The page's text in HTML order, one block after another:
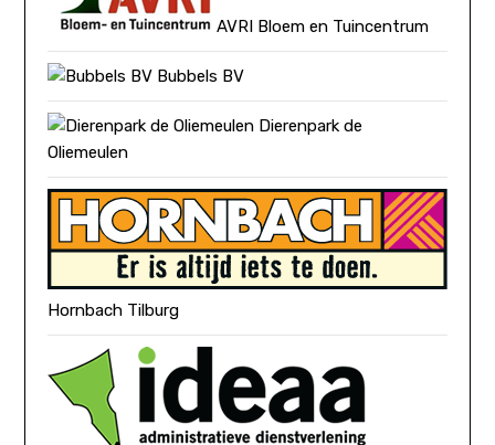
AVRI Bloem en Tuincentrum
Bubbels BV
Dierenpark de
Oliemeulen
Hornbach Tilburg